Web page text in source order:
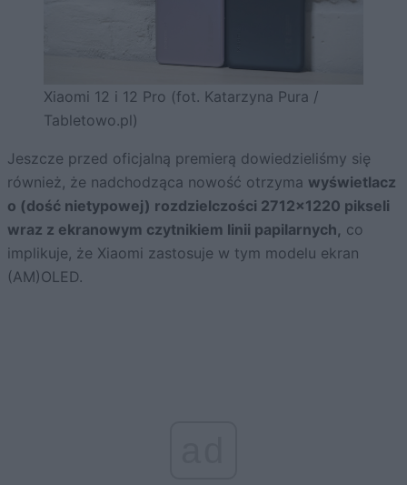
Xiaomi 12 i 12 Pro (fot. Katarzyna Pura /
Tabletowo.pl)
Jeszcze przed oficjalną premierą dowiedzieliśmy się
również, że nadchodząca nowość otrzyma wyświetlacz
o (dość nietypowej) rozdzielczości 2712×1220 pikseli
wraz z ekranowym czytnikiem linii papilarnych, co
implikuje, że Xiaomi zastosuje w tym modelu ekran
(AM)OLED.